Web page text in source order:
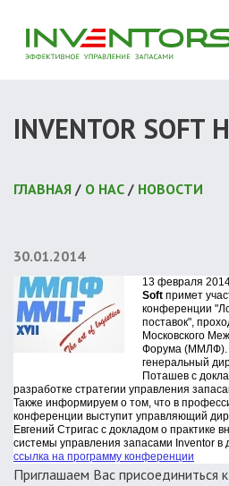
INVENTOR
ГЛАВНАЯ / О НАС / НОВОСТИ
30.01.2014
13 февраля
Soft примет
конференции
поставок",
Московского
Форума (ММЛФ).
генеральный
Поташев с
разработке стратегии управления
Также информируем о том, что в
конференции выступит управляющий
Евгений Стригас с докладом о практике
системы управления запасами Inventor в
ссылка на программу конференции
Приглашаем Вас присоединиться